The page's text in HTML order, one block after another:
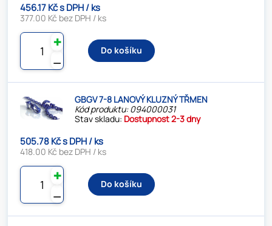
456.17 Kč s DPH / ks
377.00 Kč bez DPH / ks
⚊
✚
Do košíku
GBGV 7-8 LANOVÝ KLUZNÝ TŘMEN
Kód produktu: 094000031
Stav skladu: Dostupnost 2-3 dny
505.78 Kč s DPH / ks
418.00 Kč bez DPH / ks
⚊
✚
Do košíku